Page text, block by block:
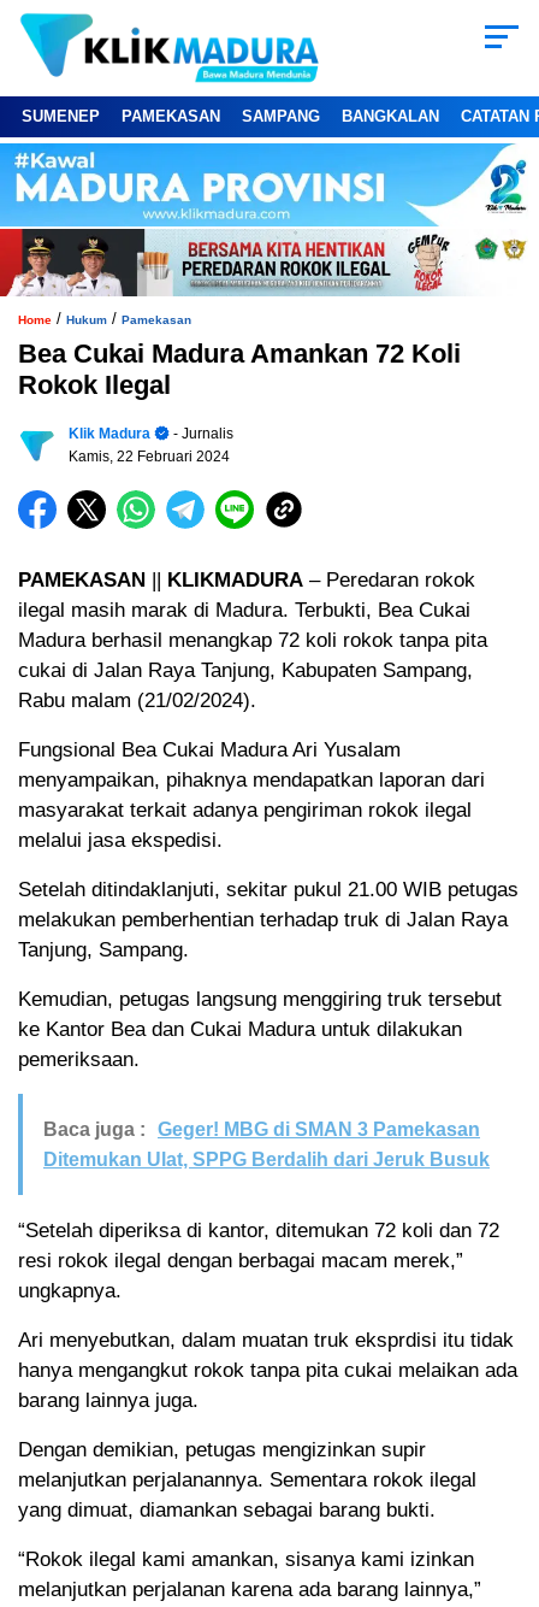
SUMENEP PAMEKASAN SAMPANG BANGKALAN CATATAN
Home / Hukum / Pamekasan
Bea Cukai Madura Amankan 72 Koli
Rokok Ilegal
Klik Madura
- Jurnalis
Kamis, 22 Februari 2024
PAMEKASAN || KLIKMADURA – Peredaran rokok
ilegal masih marak di Madura. Terbukti, Bea Cukai
Madura berhasil menangkap 72 koli rokok tanpa pita
cukai di Jalan Raya Tanjung, Kabupaten Sampang,
Rabu malam (21/02/2024).
Fungsional Bea Cukai Madura Ari Yusalam
menyampaikan, pihaknya mendapatkan laporan dari
masyarakat terkait adanya pengiriman rokok ilegal
melalui jasa ekspedisi.
Setelah ditindaklanjuti, sekitar pukul 21.00 WIB petugas
melakukan pemberhentian terhadap truk di Jalan Raya
Tanjung, Sampang.
Kemudian, petugas langsung menggiring truk tersebut
ke Kantor Bea dan Cukai Madura untuk dilakukan
pemeriksaan.
Baca juga :
Geger! MBG di SMAN 3 Pamekasan
Ditemukan Ulat, SPPG Berdalih dari Jeruk Busuk
“Setelah diperiksa di kantor, ditemukan 72 koli dan 72
resi rokok ilegal dengan berbagai macam merek,”
ungkapnya.
Ari menyebutkan, dalam muatan truk eksprdisi itu tidak
hanya mengangkut rokok tanpa pita cukai melaikan ada
barang lainnya juga.
Dengan demikian, petugas mengizinkan supir
melanjutkan perjalanannya. Sementara rokok ilegal
yang dimuat, diamankan sebagai barang bukti.
“Rokok ilegal kami amankan, sisanya kami izinkan
melanjutkan perjalanan karena ada barang lainnya,”